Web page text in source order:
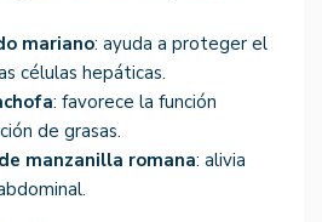
mariano: ayuda a proteger el
células hepáticas.
: favorece la función
de grasas.
manzanilla romana: alivia